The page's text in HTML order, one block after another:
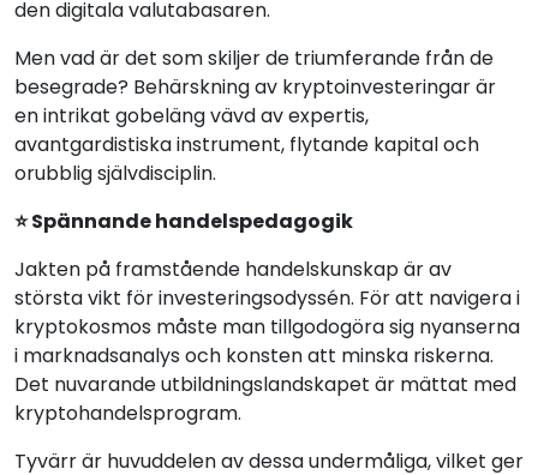
den digitala valutabasaren.
Men vad är det som skiljer de triumferande från de
besegrade? Behärskning av kryptoinvesteringar är
en intrikat gobeläng vävd av expertis,
avantgardistiska instrument, flytande kapital och
orubblig självdisciplin.
⭐ Spännande handelspedagogik
Jakten på framstående handelskunskap är av
största vikt för investeringsodyssén. För att navigera i
kryptokosmos måste man tillgodogöra sig nyanserna
i marknadsanalys och konsten att minska riskerna.
Det nuvarande utbildningslandskapet är mättat med
kryptohandelsprogram.
Tyvärr är huvuddelen av dessa undermåliga, vilket ger